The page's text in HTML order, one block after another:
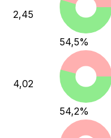
2,45
54,5%
4,02
54,2%